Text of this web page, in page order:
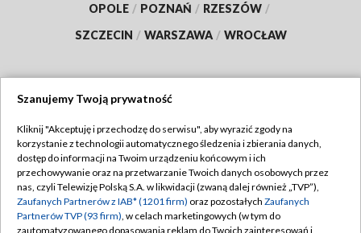
OPOLE / POZNAŃ / RZESZÓW /
SZCZECIN / WARSZAWA / WROCŁAW
TVP
Abonament TVP
Emisja w TVP
Centrum informacji TVP
Regulamin TVP
Polityka prywatności
Moje zgody
Szanujemy Twoją prywatność
Kliknij "Akceptuję i przechodzę do serwisu", aby wyrazić zgody na
korzystanie z technologii automatycznego śledzenia i zbierania danych,
dostęp do informacji na Twoim urządzeniu końcowym i ich
przechowywanie oraz na przetwarzanie Twoich danych osobowych przez
nas, czyli Telewizję Polską S.A. w likwidacji (zwaną dalej również „TVP”),
Zaufanych Partnerów z IAB* (1201 firm) oraz pozostałych Zaufanych
Partnerów TVP (93 firm), w celach marketingowych (w tym do
zautomatyzowanego dopasowania reklam do Twoich zainteresowań i